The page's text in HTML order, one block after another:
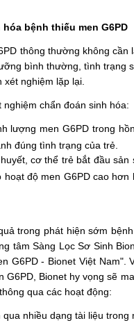
bệnh thiếu men G6PD
thông thường không cần
bình thường, tình trạng
nghiệm lặp lại.
chẩn đoán sinh hóa:
lượng men G6PD trong
đúng tình trạng của trẻ.
cơ thể trẻ bắt đầu
độ men G6PD cao hơn
trong phát hiện sớm bệnh
tâm Sàng Lọc Sơ Sinh
G6PD - Bionet Việt Nam".
Bionet hy vọng sẽ
qua các hoạt động:
nhiều dạng tài liệu trong